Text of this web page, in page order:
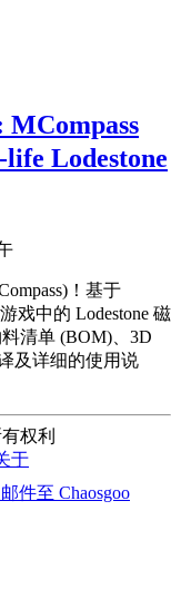
Lodestone
！基于
戏中的 Lodestone 磁
清单 (BOM)、3D
及详细的使用说
权利
于
件至 Chaosgoo